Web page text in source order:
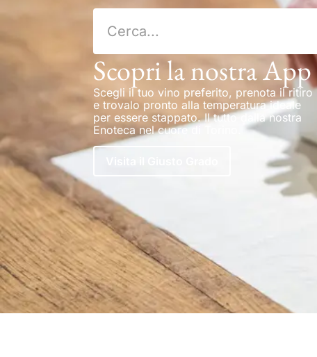
Scopri la nostra
Scegli il tuo vino preferito, prenota il ritiro
e trovalo pronto alla temperatura ideale
per essere stappato. Il tutto dalla nostra
Enoteca nel cuore di Torino.